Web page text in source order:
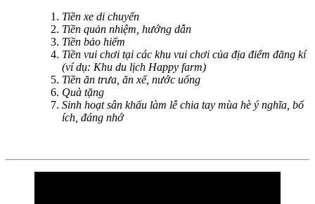
Tiền xe di chuyển
Tiền quản nhiệm, hướng dẫn
Tiền bảo hiểm
Tiền vui chơi tại các khu vui chơi của địa điểm đăng kí
(ví dụ: Khu du lịch Happy farm)
Tiền ăn trưa, ăn xế, nước uống
Quà tặng
Sinh hoạt sân khấu làm lễ chia tay mùa hè ý nghĩa, bổ
ích, đáng nhớ